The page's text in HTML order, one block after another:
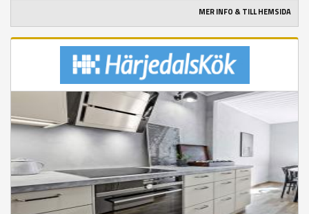
MER INFO & TILL HEMSIDA